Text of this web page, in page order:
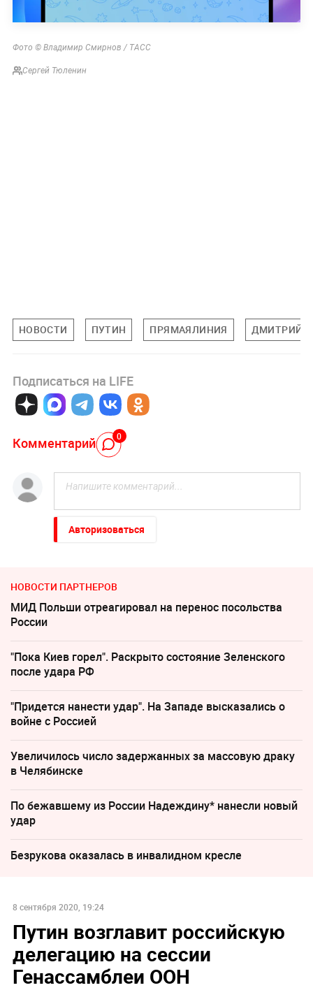
Фото © Владимир Смирнов / ТАСС
Сергей Тюленин
НОВОСТИ ПУТИН ПРЯМАЯЛИНИЯ ДМИТРИЙ
Подписаться на LIFE
Комментарий 0
Авторизоваться
НОВОСТИ ПАРТНЕРОВ
МИД Польши отреагировал на перенос посольства
России
"Пока Киев горел". Раскрыто состояние Зеленского
после удара РФ
"Придется нанести удар". На Западе высказались о
войне с Россией
Увеличилось число задержанных за массовую драку
в Челябинске
По бежавшему из России Надеждину* нанесли новый
удар
Безрукова оказалась в инвалидном кресле
8 сентября 2020, 19:24
Путин возглавит российскую
делегацию на сессии
Генассамблеи ООН